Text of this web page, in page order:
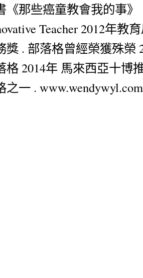
《那些癌童教會我的事
Teacher 2012年教
獎 . 部落格曾經榮獲殊榮
格 2014年 馬來西亞十博
之一 . www.wendywyl.com